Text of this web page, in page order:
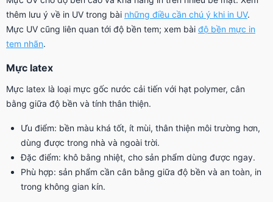
thêm lưu ý về in UV trong bài những điều cần chú ý khi in UV.
Mực UV cũng liên quan tới độ bền tem; xem bài độ bền mực in
tem nhãn.
Mực latex
Mực latex là loại mực gốc nước cải tiến với hạt polymer, cân
bằng giữa độ bền và tính thân thiện.
Ưu điểm: bền màu khá tốt, ít mùi, thân thiện môi trường hơn,
dùng được trong nhà và ngoài trời.
Đặc điểm: khô bằng nhiệt, cho sản phẩm dùng được ngay.
Phù hợp: sản phẩm cần cân bằng giữa độ bền và an toàn, in
trong không gian kín.